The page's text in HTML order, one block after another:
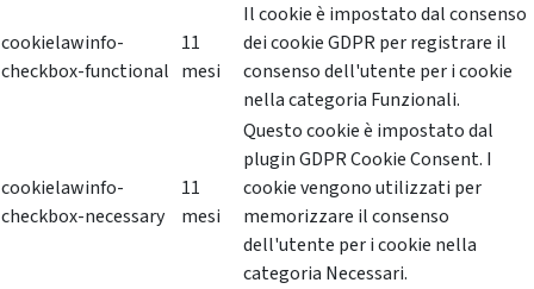
cookielawinfo-
checkbox-functional
11
mesi
Il cookie è impostato dal consenso
dei cookie GDPR per registrare il
consenso dell'utente per i cookie
nella categoria Funzionali.
cookielawinfo-
checkbox-necessary
11
mesi
Questo cookie è impostato dal
plugin GDPR Cookie Consent. I
cookie vengono utilizzati per
memorizzare il consenso
dell'utente per i cookie nella
categoria Necessari.